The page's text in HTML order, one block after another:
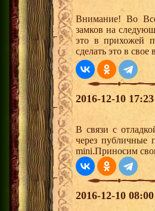
Внимание! Во
замков на
это в прихожей
сделать это в
2016-12-10
В связи с
через публичные
mini.Приносим
2016-12-10